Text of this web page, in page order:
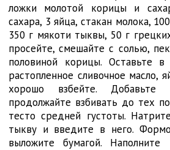
ложки молотой корицы и
сахара, 3 яйца, стакан молока,
350 г мякоти тыквы, 50 г
просейте, смешайте с солью,
половиной корицы. Оставьте
растопленное сливочное масло,
хорошо взбейте.
продолжайте взбивать до тех
тесто средней густоты.
тыкву и введите в него.
выложите бумагой.